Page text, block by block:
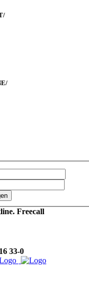
/
/
Freecall
33-0